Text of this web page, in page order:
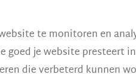
te monitoren en
goed je website presteert in